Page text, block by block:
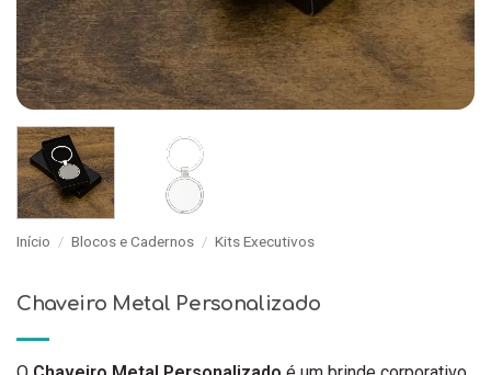
Início / Blocos e Cadernos / Kits Executivos
Chaveiro Metal Personalizado